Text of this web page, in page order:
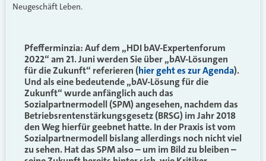
Neugeschäft Leben.
Pfefferminzia: Auf dem „HDI bAV-Expertenforum
2022“ am 21. Juni werden Sie über „bAV-Lösungen
für die Zukunft“ referieren (hier geht es zur Agenda).
Und als eine bedeutende „bAV-Lösung für die
Zukunft“ wurde anfänglich auch das
Sozialpartnermodell (SPM) angesehen, nachdem das
Betriebsrentenstärkungsgesetz (BRSG) im Jahr 2018
den Weg hierfür geebnet hatte. In der Praxis ist vom
Sozialpartnermodell bislang allerdings noch nicht viel
zu sehen. Hat das SPM also – um im Bild zu bleiben –